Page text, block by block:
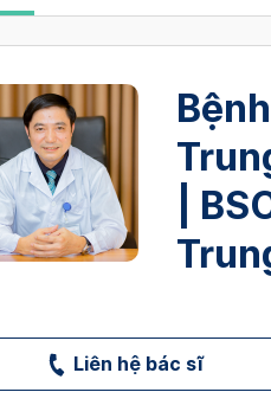
|
Liên hệ bác sĩ